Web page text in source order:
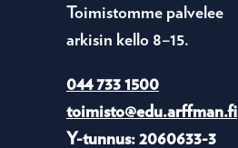
Toimistomme palvelee
arkisin kello 8–15.
044 733 1500
toimisto@edu.arffman.fi
Y-tunnus: 2060633-3